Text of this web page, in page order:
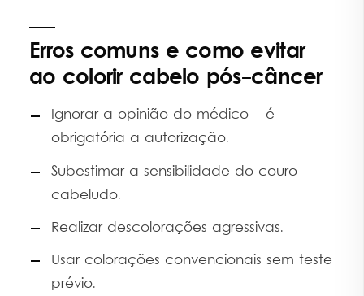
Erros comuns e como evitar
ao colorir cabelo pós-câncer
Ignorar a opinião do médico – é
obrigatória a autorização.
Subestimar a sensibilidade do couro
cabeludo.
Realizar descolorações agressivas.
Usar colorações convencionais sem teste
prévio.